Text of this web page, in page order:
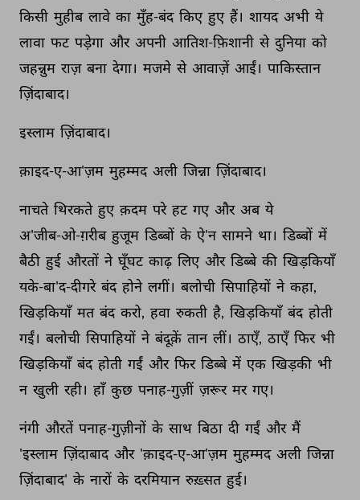
किसी मुहीब लावे का मुँह-बंद किए हुए हैं। शायद अभी ये
लावा फट पड़ेगा और अपनी आतिश-फ़िशानी से दुनिया को
जहन्नुम राज़ बना देगा। मजमे से आवाज़ें आईं। पाकिस्तान
ज़िंदाबाद।
इस्लाम ज़िंदाबाद।
क़ाइद-ए-आ'ज़म मुहम्मद अली जिन्ना ज़िंदाबाद।
नाचते थिरकते हुए क़दम परे हट गए और अब ये
अ'जीब-ओ-ग़रीब हुजूम डिब्बों के ऐ'न सामने था। डिब्बों में
बैठी हुई औरतों ने घूँघट काढ़ लिए और डिब्बे की खिड़कियाँ
यके-बा'द-दीगरे बंद होने लगीं। बलोची सिपाहियों ने कहा,
खिड़कियाँ मत बंद करो, हवा रुकती है, खिड़कियाँ बंद होती
गईं। बलोची सिपाहियों ने बंदूक़ें तान लीं। ठाएँ, ठाएँ फिर भी
खिड़कियाँ बंद होती गईं और फिर डिब्बे में एक खिड़की भी
न खुली रही। हाँ कुछ पनाह-गुज़ीं ज़रूर मर गए।
नंगी औरतें पनाह-गुज़ीनों के साथ बिठा दी गईं और मैं
'इस्लाम ज़िंदाबाद और 'क़ाइद-ए-आ'ज़म मुहम्मद अली जिन्ना
ज़िंदाबाद' के नारों के दरमियान रुख़्सत हुई।